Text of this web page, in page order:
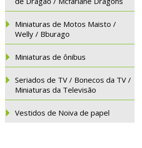
Miniaturas de Motos Maisto /
Welly / Bburago
Miniaturas de ônibus
Seriados de TV / Bonecos da TV /
Miniaturas da Televisão
Vestidos de Noiva de papel